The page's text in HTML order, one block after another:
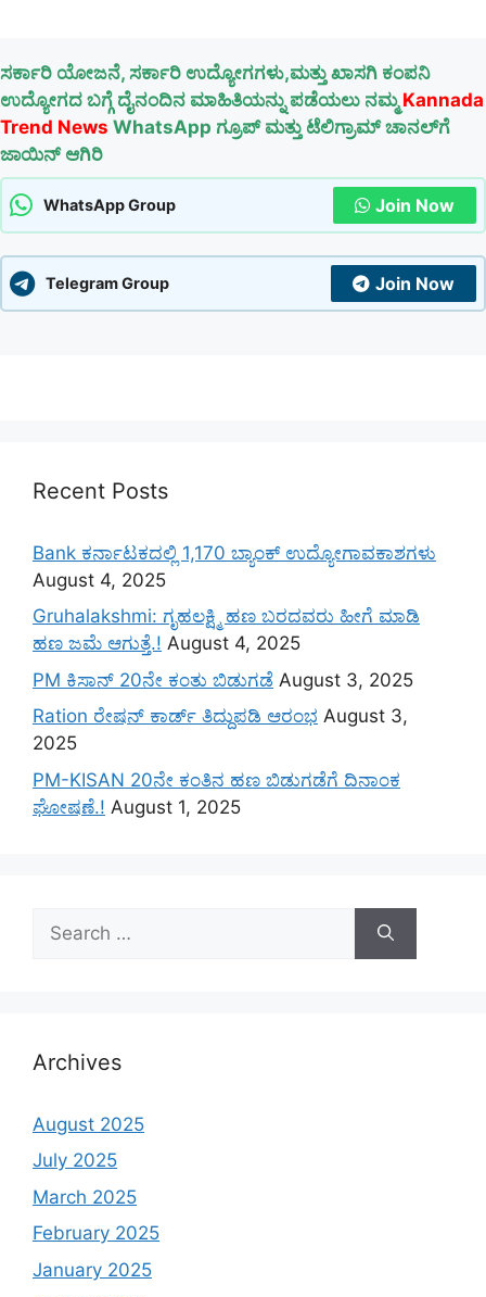
ಸರ್ಕಾರಿ ಯೋಜನೆ, ಸರ್ಕಾರಿ ಉದ್ಯೋಗಗಳು,ಮತ್ತು ಖಾಸಗಿ ಕಂಪನಿ
ಉದ್ಯೋಗದ ಬಗ್ಗೆ ದೈನಂದಿನ ಮಾಹಿತಿಯನ್ನು ಪಡೆಯಲು ನಮ್ಮ Kannada
Trend News WhatsApp ಗ್ರೂಪ್ ಮತ್ತು ಟೆಲಿಗ್ರಾಮ್ ಚಾನಲ್‌ಗೆ
ಜಾಯಿನ್ ಆಗಿರಿ
WhatsApp Group Join Now
Telegram Group Join Now
Recent Posts
Bank ಕರ್ನಾಟಕದಲ್ಲಿ 1,170 ಬ್ಯಾಂಕ್ ಉದ್ಯೋಗಾವಕಾಶಗಳು
August 4, 2025
Gruhalakshmi: ಗೃಹಲಕ್ಷ್ಮಿ ಹಣ ಬರದವರು ಹೀಗೆ ಮಾಡಿ
ಹಣ ಜಮೆ‌ ಆಗುತ್ತೆ.! August 4, 2025
PM ಕಿಸಾನ್ 20ನೇ ಕಂತು ಬಿಡುಗಡೆ August 3, 2025
Ration ರೇಷನ್ ಕಾರ್ಡ್ ತಿದ್ದುಪಡಿ ಆರಂಭ August 3,
2025
PM-KISAN 20ನೇ ಕಂತಿನ ಹಣ ಬಿಡುಗಡೆಗೆ ದಿನಾಂಕ
ಘೋಷಣೆ.! August 1, 2025
for:
Archives
August 2025
July 2025
March 2025
February 2025
January 2025